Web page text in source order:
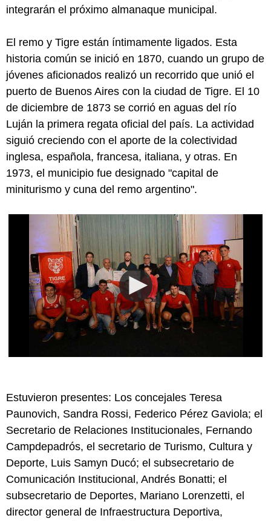
integrarán el próximo almanaque municipal.
El remo y Tigre están íntimamente ligados. Esta
historia común se inició en 1870, cuando un grupo de
jóvenes aficionados realizó un recorrido que unió el
puerto de Buenos Aires con la ciudad de Tigre. El 10
de diciembre de 1873 se corrió en aguas del río
Luján la primera regata oficial del país. La actividad
siguió creciendo con el aporte de la colectividad
inglesa, española, francesa, italiana, y otras. En
1973, el municipio fue designado "capital de
miniturismo y cuna del remo argentino".
Estuvieron presentes: Los concejales Teresa
Paunovich, Sandra Rossi, Federico Pérez Gaviola; el
Secretario de Relaciones Institucionales, Fernando
Campdepadrós, el secretario de Turismo, Cultura y
Deporte, Luis Samyn Ducó; el subsecretario de
Comunicación Institucional, Andrés Bonatti; el
subsecretario de Deportes, Mariano Lorenzetti, el
director general de Infraestructura Deportiva,